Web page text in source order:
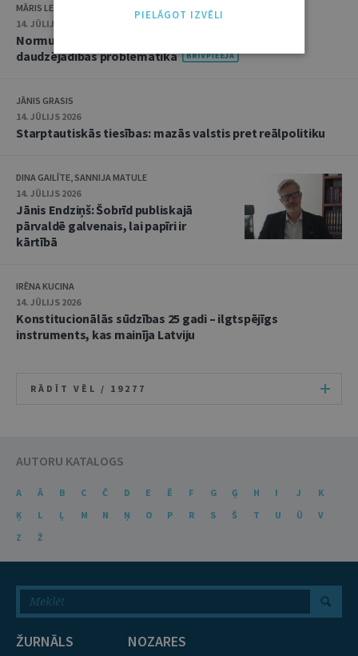
MĀRIS LEJA
14. JŪLIJS 2026
Normu konkurences un noziedzīgu nodarījumu
daudzējādības problemātika
JĀNIS GRASIS
14. JŪLIJS 2026
Starptautiskās tiesības: mazās valstis pret reālpolitiku
DINA GAILĪTE, SANNIJA MATULE
14. JŪLIJS 2026
Jānis Endziņš: Šobrīd publiskajā
pārvaldē galvenais, lai papīri ir
kārtībā
IRĒNA KUCINA
14. JŪLIJS 2026
Konstitucionālās sūdzības 25 gadi – ilgtspējīgs
instruments, kas mainīja Latviju
RĀDĪT VĒL / 19277
AUTORU KATALOGS
A Ā B C Č D E Ē F G Ģ H I J
K
Ķ
L Ļ M N Ņ O P R S Š T U Ū
V
Z
Ž
ŽURNĀLS NOZARES
PIELĀGOT IZVĒLI